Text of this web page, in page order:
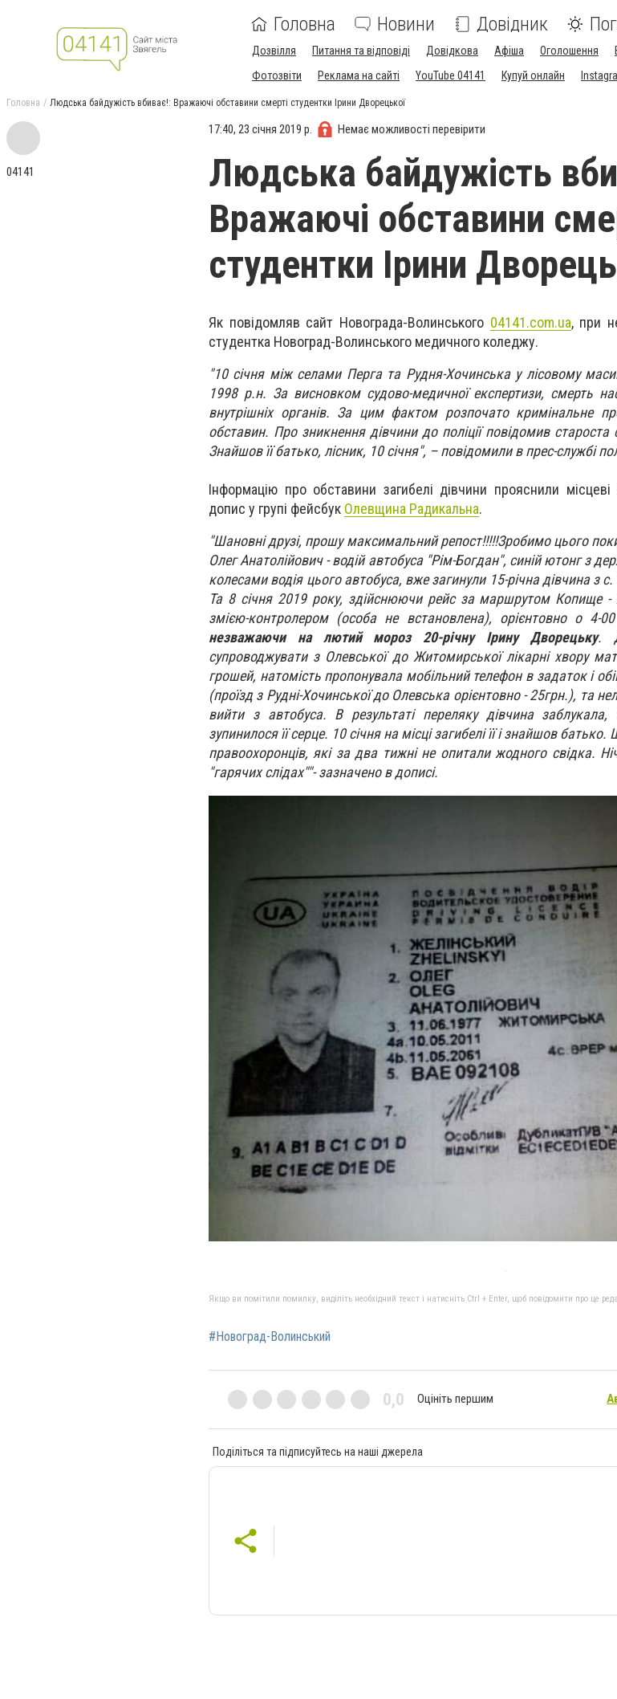
Головна Новини Довідник
Дозвілля Питання та відповіді Довідкова Афіша Оголошення
Фотозвіти
Реклама на сайті YouTube 04141 Купуй онлайн
Головна Людська байдужість вбиває!: Вражаючі обставини смерті студентки Ірини Дворецької
04141
17:40, 23 січня 2019 р. Немає можливості перевірити
Людська байдужість
Вражаючі обставини
студентки Ірини
Як повідомляв сайт Новограда-Волинського 04141.com.ua, при
студентка Новоград-Волинського медичного коледжу.
"10 січня між селами Перга та Рудня-Хочинська у лісовому
1998 р.н. За висновком судово-медичної експертизи, смерть
внутрішніх органів. За цим фактом розпочато кримінальне
обставин. Про зникнення дівчини до поліції повідомив
Знайшов її батько, лісник, 10 січня", – повідомили в прес-службі
Інформацію про обставини загибелі дівчини прояснили
допис у групі фейсбук Олевщина Радикальна.
"Шановні друзі, прошу максимальний репост!!!!!Зробимо цього
Олег Анатолійович - водій автобуса "Рім-Богдан", синій ютонг з
колесами водія цього автобуса, вже загинули 15-річна дівчина
Та 8 січня 2019 року, здійснюючи рейс за маршрутом
змією-контролером (особа не встановлена), орієнтовно о 4-
незважаючи на лютий мороз 20-річну Ірину Дворецьку.
супроводжувати з Олевської до Житомирської лікарні хвору
грошей, натомість пропонувала мобільний телефон в задаток і
(проїзд з Рудні-Хочинської до Олевська орієнтовно - 25грн.), та
вийти з автобуса. В результаті переляку дівчина
зупинилося її серце. 10 січня на місці загибелі її і знайшов
правоохоронців, які за два тижні не опитали жодного свідка.
"гарячих слідах""- зазначено в дописі.
Якщо ви помітили помилку, виділіть необхідний текст і натисніть Ctrl + Enter, щоб повідомити про це
#Новоград-Волинський
0,0 Оцініть першим
Поділіться та підписуйтесь на наші джерела